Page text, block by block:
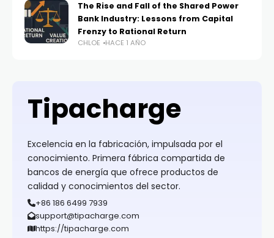
The Rise and Fall of the Shared Power
Bank Industry: Lessons from Capital
Frenzy to Rational Return
CHLOE HACE 1 AÑO
Tipacharge
Excelencia en la fabricación, impulsada por el
conocimiento. Primera fábrica compartida de
bancos de energía que ofrece productos de
calidad y conocimientos del sector.
+86 186 6499 7939
support@tipacharge.com
https://tipacharge.com